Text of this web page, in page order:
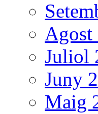
Agost
Juliol
Juny
Maig